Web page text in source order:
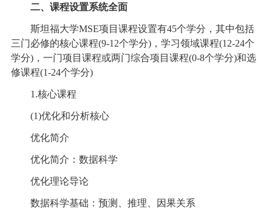
二、课程设置系统全面
斯坦福大学MSE项目课程设置有45个学分，其中包括
三门必修的核心课程(9-12个学分)，学习领域课程(12-24个
学分)，一门项目课程或两门综合项目课程(0-8个学分)和选
修课程(1-24个学分)
1.核心课程
(1)优化和分析核心
优化简介
优化简介：数据科学
优化理论导论
数据科学基础：预测、推理、因果关系